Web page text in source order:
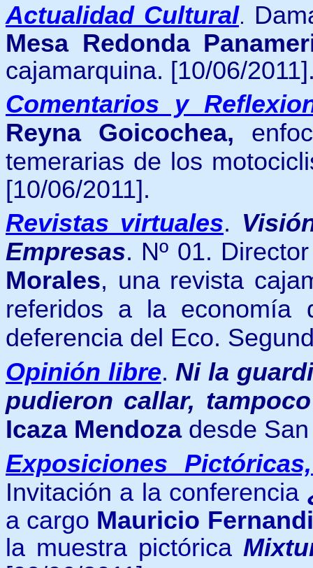
Actualidad Cultural.
Mesa Redonda
cajamarquina. [10/06/
Comentarios y
Reyna Goicochea,
temerarias de los
[10/06/2011].
Revistas virtuales.
Empresas. Nº 01.
Morales, una revista
referidos a la economía
deferencia del Eco.
Opinión libre.Ni la
pudieron callar,
Icaza Mendozadesde
Exposiciones
Invitación a la conferencia
a cargo Mauricio
la muestra pictórica